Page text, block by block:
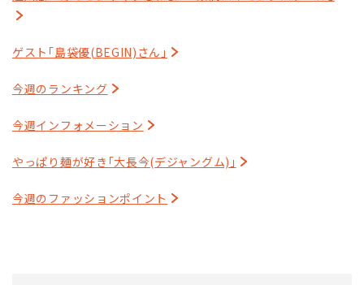
ゲスト｢島袋優(BEGIN)さん｣
今週のランキング
今週インフォメーション
やっぱり麺が好き｢大長今(デジャングム)｣
今週のファッションポイント